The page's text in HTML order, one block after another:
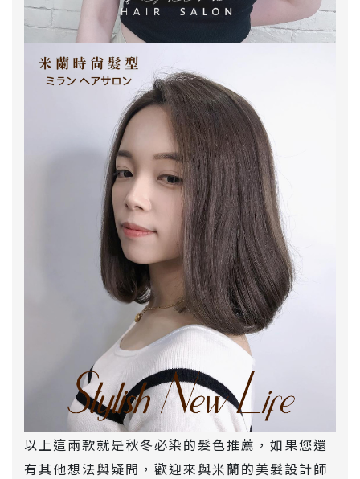
以上這兩款就是秋冬必染的髮色推薦，如果您還
有其他想法與疑問，歡迎來與米蘭的美髮設計師